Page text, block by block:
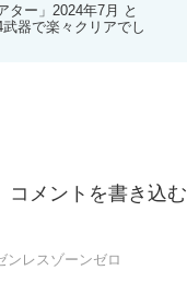
ター」2024年7月 と
器で楽々クリアでし
コメントを書き込む
ンレスゾーンゼロ